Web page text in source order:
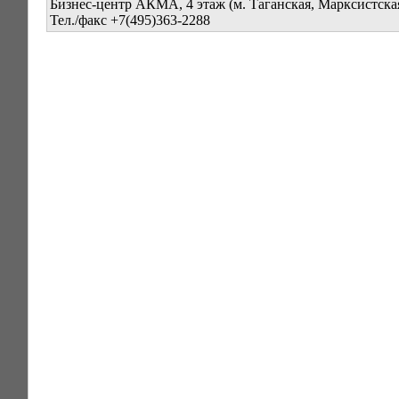
Бизнес-центр АКМА, 4 этаж (м. Таганская,
Тел./факс +7(495)363-2288